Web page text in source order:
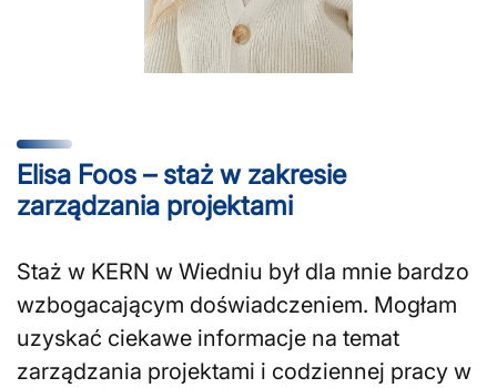
Elisa Foos – staż w zakresie
zarządzania projektami
Staż w KERN w Wiedniu był dla mnie bardzo
wzbogacającym doświadczeniem. Mogłam
uzyskać ciekawe informacje na temat
zarządzania projektami i codziennej pracy w